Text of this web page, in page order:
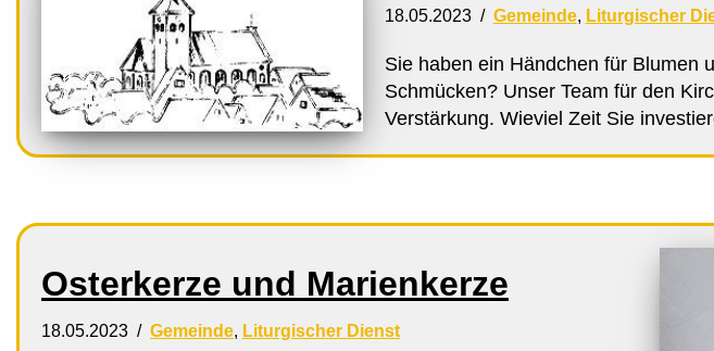
18.05.2023 Gemeinde, Liturgischer
Sie haben ein Händchen für Blumen
Schmücken? Unser Team für den
Verstärkung. Wieviel Zeit Sie
Osterkerze und Marienkerze
18.05.2023 Gemeinde, Liturgischer Dienst